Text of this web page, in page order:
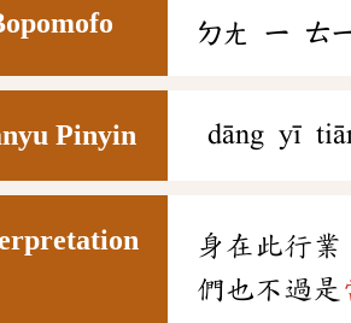
ㄉㄤ ㄧ ㄊ
Pinyin dāng yī
身在此行
們也不過是